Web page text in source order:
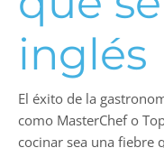
inglés
El éxito de la
como MasterChef o
cocinar sea una fiebre